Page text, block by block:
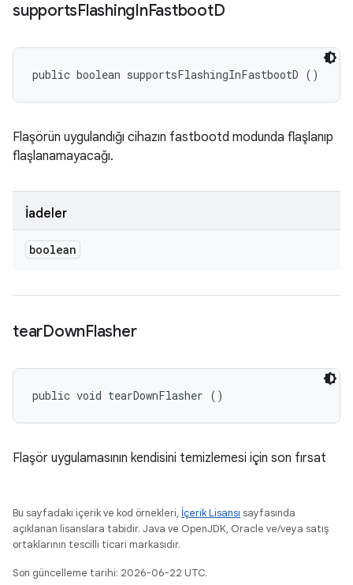
supportsFlashingInFastbootD
public boolean supportsFlashingInFastbootD ()
Flaşörün uygulandığı cihazın fastbootd modunda flaşlanıp
flaşlanamayacağı.
İadeler
boolean
tearDownFlasher
public void tearDownFlasher ()
Flaşör uygulamasının kendisini temizlemesi için son fırsat
Bu sayfadaki içerik ve kod örnekleri, İçerik Lisansı sayfasında
açıklanan lisanslara tabidir. Java ve OpenJDK, Oracle ve/veya satış
ortaklarının tescilli ticari markasıdır.
Son güncelleme tarihi: 2026-06-22 UTC.